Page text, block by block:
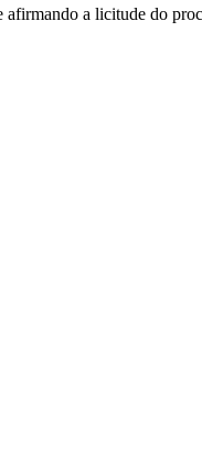
afirmando a licitude do